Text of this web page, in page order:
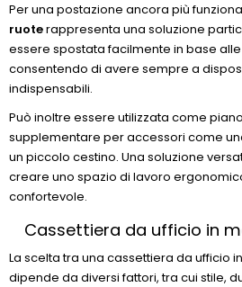
Per una postazione ancora più
ruoterappresenta una soluzione
essere spostata facilmente in base
consentendo di avere sempre a
indispensabili.
Può inoltre essere utilizzata come
supplementare per accessori come
un piccolo cestino. Una soluzione
creare uno spazio di lavoro
confortevole.
Cassettiera da ufficio in
La scelta tra una cassettiera da ufficio
dipende da diversi fattori, tra cui stile,